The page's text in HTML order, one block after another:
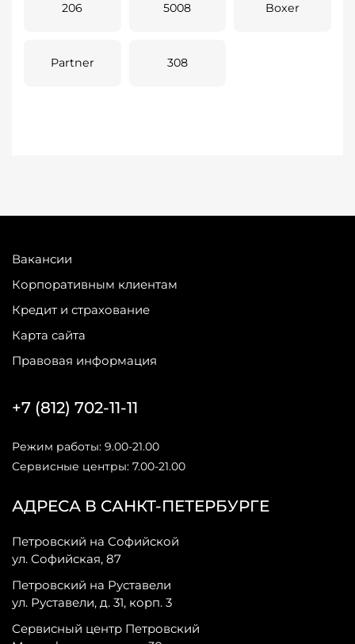
206 5008 Boxer
Partner 308
Вакансии
Корпоративным клиентам
Кредит и страхование
Карта сайта
Правовая информация
АДРЕСА В САНКТ-ПЕТЕРБУРГЕ
Петровский на Софийской
ул. Софийская, 87
Петровский на Руставели
ул. Руставели, д. 31, корп. 3
Сервисный центр Петровский
+7 (812) 702-11-11
Режим работы: 9.00-21.00
Сервисные центры: 7.00-21.00